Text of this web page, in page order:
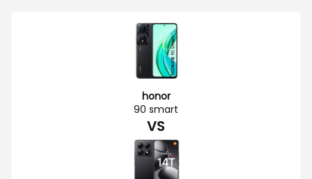
honor
90 smart
VS